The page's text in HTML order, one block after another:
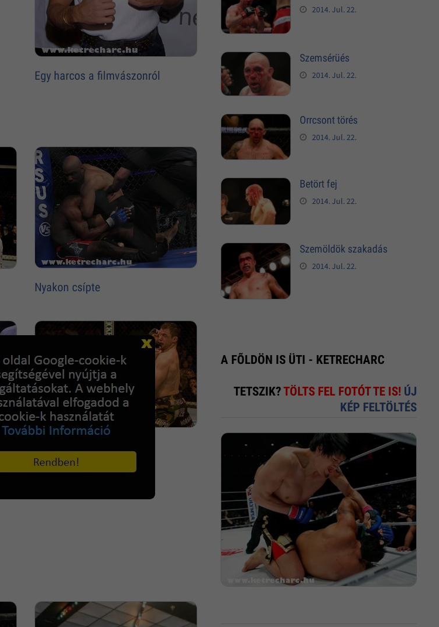
Egy harcos a filmvászonról
Nyakon csípte
2014. Jul. 22.
Szemsérüés
2014. Jul. 22.
Orrcsont törés
2014. Jul. 22.
Betört fej
2014. Jul. 22.
Szemöldök szakadás
2014. Jul. 22.
A FÕLDÖN IS ÜTI - KETRECHARC
TETSZIK?TÖLTS FEL FOTÓT TE IS! ÚJ
KÉP FELTÖLTÉS